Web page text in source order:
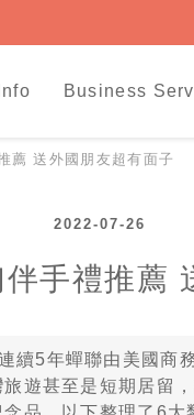
Business
薦 送外國朋友超有面子
2022-07-26
手禮推薦
續5年蟬聯由美國商
遊甚至是短期居留